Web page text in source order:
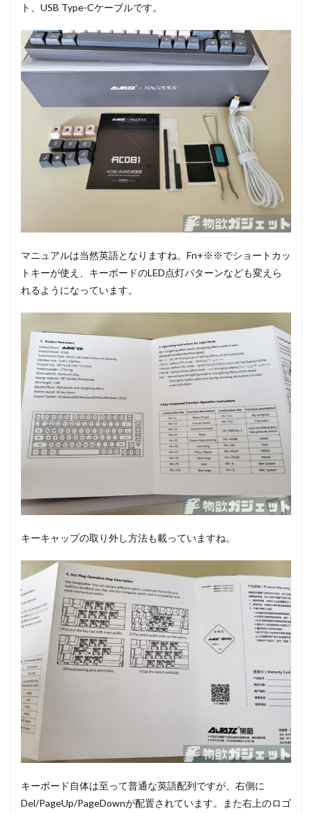
ト、USB Type-Cケーブルです。
マニュアルは当然英語となりますね。Fn+※※でショートカッ
トキーが使え、キーボードのLED点灯パターンなども変えら
れるようになっています。
キーキャップの取り外し方法も載っていますね。
キーボード自体は至って普通な英語配列ですが、右側に
Del/PageUp/PageDownが配置されています。また右上のロゴ